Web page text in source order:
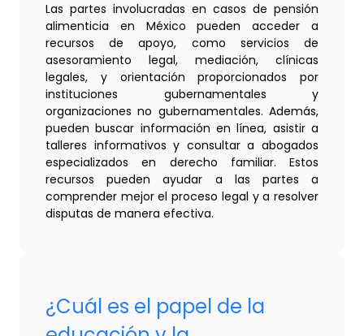
Las partes involucradas en casos de pensión
alimenticia en México pueden acceder a
recursos de apoyo, como servicios de
asesoramiento legal, mediación, clínicas
legales, y orientación proporcionados por
instituciones gubernamentales y
organizaciones no gubernamentales. Además,
pueden buscar información en línea, asistir a
talleres informativos y consultar a abogados
especializados en derecho familiar. Estos
recursos pueden ayudar a las partes a
comprender mejor el proceso legal y a resolver
disputas de manera efectiva.
¿Cuál es el papel de la